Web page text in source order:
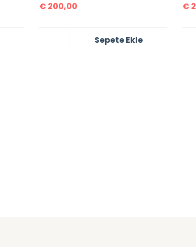
€ 200,00
Sepete Ekle
€